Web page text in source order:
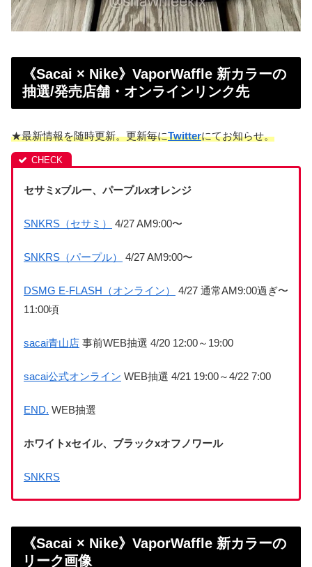
《Sacai × Nike》VaporWaffle 新カラーの
抽選/発売店舗・オンラインリンク先
★最新情報を随時更新。更新毎にTwitterにてお知らせ。
セサミxブルー、パープルxオレンジ
SNKRS（セサミ） 4/27 AM9:00〜
SNKRS（パープル） 4/27 AM9:00〜
DSMG E-FLASH（オンライン）
4/27 通常AM9:00過ぎ〜
11:00頃
sacai青山店 事前WEB抽選 4/20 12:00～19:00
sacai公式オンライン WEB抽選 4/21 19:00～4/22 7:00
END. WEB抽選
ホワイトxセイル、ブラックxオフノワール
SNKRS
《Sacai × Nike》VaporWaffle 新カラーの
リーク画像